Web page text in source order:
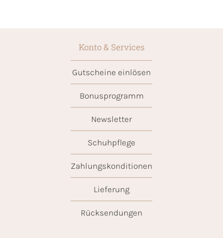
Konto & Services
Gutscheine einlösen
Bonusprogramm
Newsletter
Schuhpflege
Zahlungskonditionen
Lieferung
Rücksendungen